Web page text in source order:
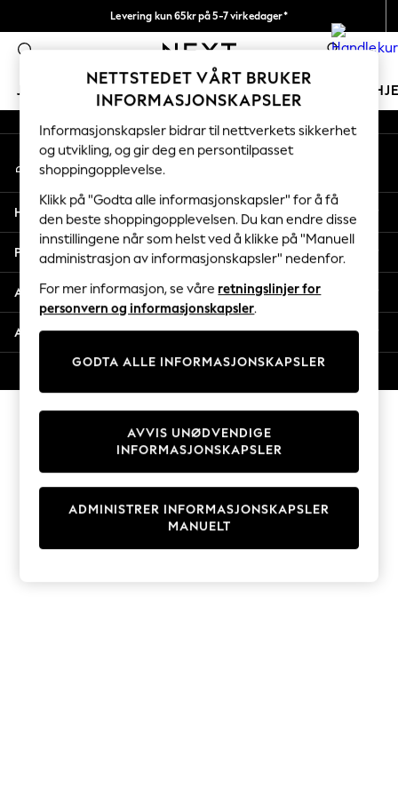
Levering kun 65kr på 5-7 virkedager*
Vi betaler alle tollavgifter 0
JENTER GUTTER BABY KVINNER
GIRLS
New In
50 - 92cm
98 - 110cm
116 - 134cm
140 - 174cm
Trending: Top & Short Sets
Trending: Clogs
Toy Story
THE SET
Coats & Jackets
Sweatshirts & Hoodies
Knitwear
Cardigans
Dresses
Sets & Outfits
T-Shirts
An error occurred on client
Våre sosiale nettverk
Min konto
Logg inn på kontoen din
Hjelp
Personvern & Juridisk
Avdelinger
Andre tjenester
NETTSTEDET VÅRT BRUKER
INFORMASJONSKAPSLER
Informasjonskapsler bidrar til nettverkets sikkerhet
og utvikling, og gir deg en persontilpasset
shoppingopplevelse.
Klikk på "Godta alle informasjonskapsler" for å få
den beste shoppingopplevelsen. Du kan endre disse
innstillingene når som helst ved å klikke på "Manuell
administrasjon av informasjonskapsler" nedenfor.
For mer informasjon, se våre retningslinjer for
personvern og informasjonskapsler.
GODTA ALLE INFORMASJONSKAPSLER
ADMINISTRER INFORMASJONSKAPSLER
MANUELT
AVVIS UNØDVENDIGE
INFORMASJONSKAPSLER